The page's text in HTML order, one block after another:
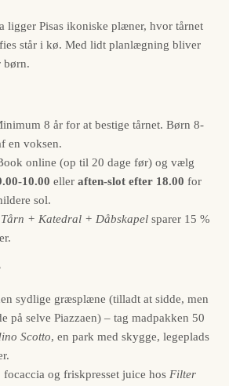
ligger Pisas ikoniske plæner, hvor tårnet
står i kø. Med lidt planlægning bliver
børn.
8 år for at bestige tårnet. Børn 8-
en voksen.
online (op til 20 dage før) og vælg
10.00 eller aften-slot efter 18.00 for
sol.
Tårn + Katedral + Dåbskapel sparer 15 %
sydlige græsplæne (tilladt at sidde, men
på selve Piazzaen) – tag madpakken 50
Scotto, en park med skygge, legeplads
og friskpresset juice hos Filter